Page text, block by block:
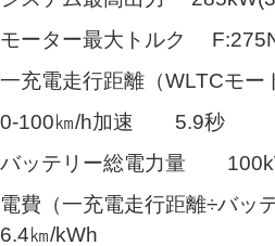
モーター最大トルク
一充電走行距離（WLTCモ
0-100㎞/h加速 5.9秒
バッテリー総電力量
電費（一充電走行距離÷バ
6.4㎞/kWh